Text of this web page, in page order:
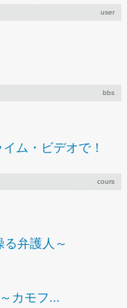
user
bbs
ム・ビデオで！
cours
弁護人～
カモフ...